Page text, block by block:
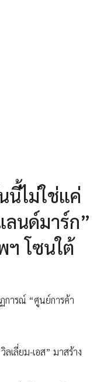
นี้ไม่ใช่แค่
นด์มาร์ก”
ฯ โซนใต้
การณ์ “ศูนย์การค้า
เลี่ยม-เอส” มาสร้าง